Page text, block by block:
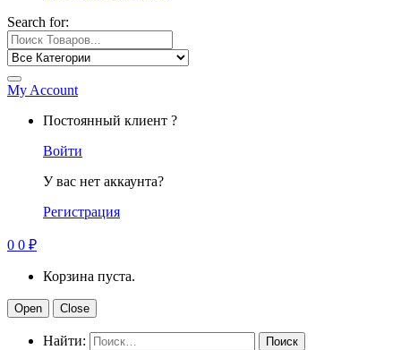
Search for:
My Account
Постоянный клиент ?
Войти
У вас нет аккаунта?
Регистрация
0 0 ₽
Корзина пуста.
Open Close
Найти: